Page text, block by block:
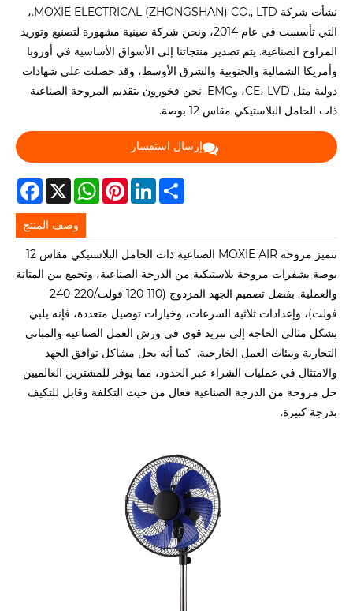
نشأت شركة MOXIE ELECTRICAL (ZHONGSHAN) CO., LTD.،
التي تأسست في عام 2014، ونحن شركة صينية مشهورة لتصنيع وتوريد
المراوح الصناعية. يتم تصدير منتجاتنا إلى الأسواق الأساسية في أوروبا
وأمريكا الشمالية والجنوبية والشرق الأوسط، وقد حصلت على شهادات
دولية مثل CE، LVD، وEMC. نحن فخورون بتقديم المروحة الصناعية
ذات الحامل البلاستيكي مقاس 12 بوصة.
إرسال استفسار
X
WhatsAppPinterestLinkedInShare
وصف المنتج
تتميز مروحة MOXIE AIR الصناعية ذات الحامل البلاستيكي مقاس 12
بوصة بشفرات مروحة بلاستيكية من الدرجة الصناعية، وتجمع بين المتانة
والعملية. بفضل تصميم الجهد المزدوج (110-120 فولت/220-240
فولت)، وإعدادات ثلاثية السرعات، وخيارات توصيل متعددة، فإنه يلبي
بشكل مثالي الحاجة إلى تبريد قوي في ورش العمل الصناعية والمباني
التجارية وبيئات العمل الخارجية. كما أنه يحل مشاكل توافق الجهد
والامتثال في عمليات الشراء عبر الحدود، مما يوفر للمشترين العالميين
حل مروحة من الدرجة الصناعية فعال من حيث التكلفة وقابل للتكيف
بدرجة كبيرة.